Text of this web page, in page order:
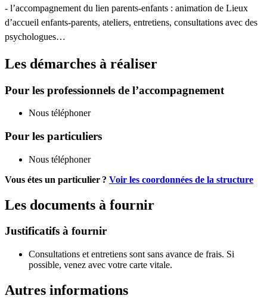
- l’accompagnement du lien parents-enfants : animation de Lieux
d’accueil enfants-parents, ateliers, entretiens, consultations avec des
psychologues…
Les démarches à réaliser
Pour les professionnels de l’accompagnement
Nous téléphoner
Pour les particuliers
Nous téléphoner
Vous étes un particulier ? Voir les coordonnées de la structure
Les documents à fournir
Justificatifs à fournir
Consultations et entretiens sont sans avance de frais. Si
possible, venez avec votre carte vitale.
Autres informations